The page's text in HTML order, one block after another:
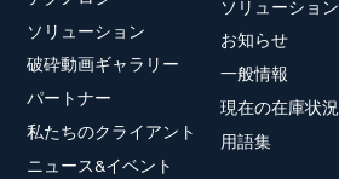
ソリューション
破砕動画ギャラリー
パートナー
私たちのクライアント
ニュース&イベント
ソリューション
お知らせ
一般情報
現在の在庫状況
用語集